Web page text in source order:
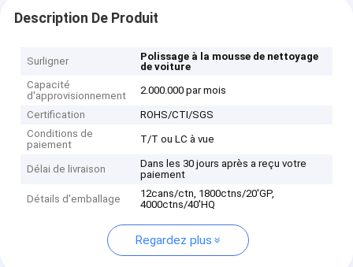
Description De Produit
Surligner
Polissage à la mousse de nettoyage
de voiture
Capacité
d'approvisionnement
2.000.000 par mois
Certification
ROHS/CTI/SGS
Conditions de
paiement
T/T ou LC à vue
Délai de livraison
Dans les 30 jours après a reçu votre
paiement
Détails d'emballage
12cans/ctn, 1800ctns/20'GP,
4000ctns/40'HQ
Regardez plus